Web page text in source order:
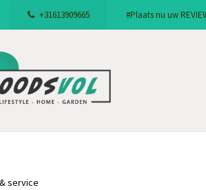
+31613909665 #Plaats nu uw
service